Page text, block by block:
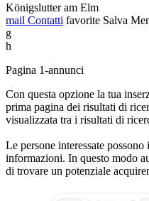
Königslutter am Elm
mail Contatti favorite Salva
g
h
Pagina 1-annunci
Con questa opzione la tua
prima pagina dei risultati di
visualizzata tra i risultati di
Le persone interessate
informazioni. In questo modo
di trovare un potenziale